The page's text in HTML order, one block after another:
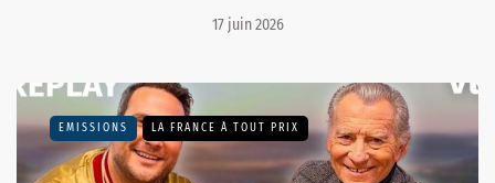
17 juin 2026
EMISSIONS LA FRANCE À TOUT PRIX